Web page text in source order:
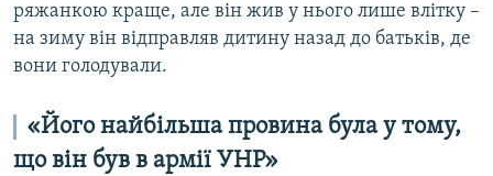
ряжанкою краще, але він жив у нього лише влітку –
на зиму він відправляв дитину назад до батьків, де
вони голодували.
«Його найбільша провина була у тому,
що він був в армії УНР»